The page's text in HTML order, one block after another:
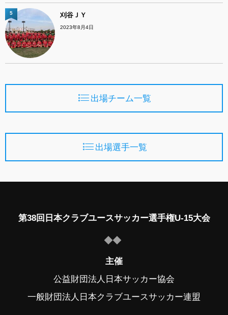
刈谷ＪＹ
2023年8月4日
5
出場チーム一覧
出場選手一覧
第38回日本クラブユースサッカー選手権U-15大会
主催
公益財団法人日本サッカー協会
一般財団法人日本クラブユースサッカー連盟